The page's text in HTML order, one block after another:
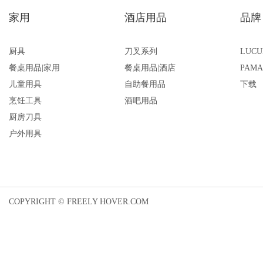
家用
厨具
餐桌用品|家用
儿童用具
烹饪工具
厨房刀具
户外用具
酒店用品
刀叉系列
餐桌用品|酒店
自助餐用品
酒吧用品
品牌
PAMA
下载
COPYRIGHT © FREELY HOVER.COM